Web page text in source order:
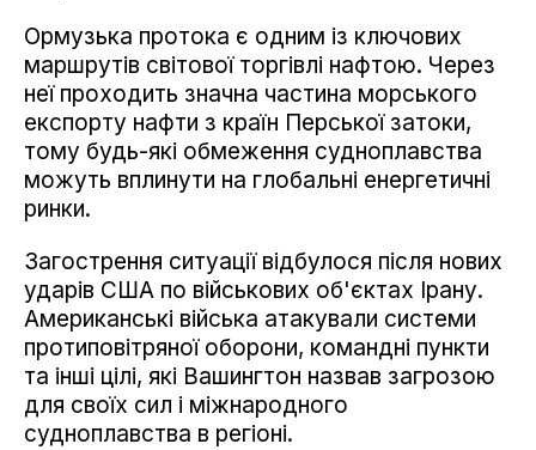
Ормузька протока є одним із ключових
маршрутів світової торгівлі нафтою. Через
неї проходить значна частина морського
експорту нафти з країн Перської затоки,
тому будь-які обмеження судноплавства
можуть вплинути на глобальні енергетичні
ринки.
Загострення ситуації відбулося після нових
ударів США по військових об'єктах Ірану.
Американські війська атакували системи
протиповітряної оборони, командні пункти
та інші цілі, які Вашингтон назвав загрозою
для своїх сил і міжнародного
судноплавства в регіоні.